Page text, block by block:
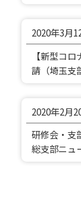
2020年3月
【新型コ
請（埼玉支
2020年2月
研修会・支
総支部ニュ